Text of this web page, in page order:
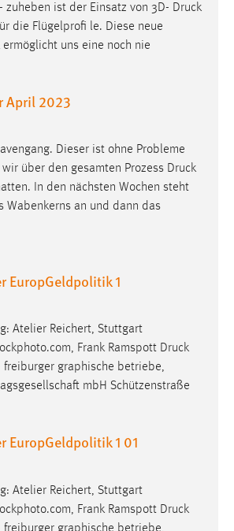
zuheben ist der Einsatz von 3D- Druck
die Flügelprofi le. Diese neue
ermöglicht uns eine noch nie
April 2023
Dieser ist ohne Probleme
über den gesamten Prozess Druck
In den nächsten Wochen steht
Wabenkerns an und dann das
EuropGeldpolitik 1
Atelier Reichert, Stuttgart
Frank Ramspott Druck
freiburger graphische betriebe,
mbH Schützenstraße
EuropGeldpolitik 1 01
Atelier Reichert, Stuttgart
Frank Ramspott Druck